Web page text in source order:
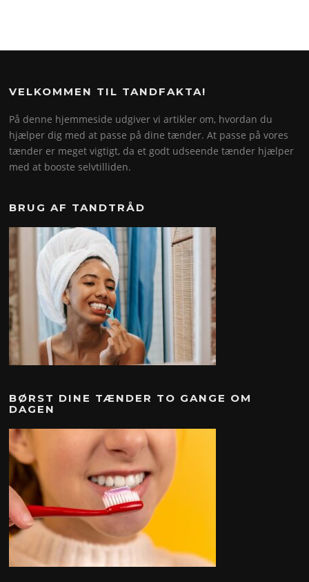
VELKOMMEN TIL TANDFAKTA!
På denne hjemmeside udgiver vi artikler om, hvordan du
hjælper dig med at passe på dine tænder. At passe på vores
tænder er meget vigtigt, da et godt udseende tænder hjælper
med at booste selvtilliden.
BRUG AF TANDTRÅD
BØRST DINE TÆNDER TO GANGE OM
DAGEN